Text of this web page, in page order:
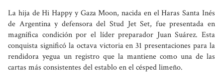
La hija de Hi Happy y Gaza Moon, nacida en el Haras Santa Inés
de Argentina y defensora del Stud Jet Set, fue presentada en
magnífica condición por el líder preparador Juan Suárez. Esta
conquista significó la octava victoria en 31 presentaciones para la
rendidora yegua un registro que la mantiene como una de las
cartas más consistentes del establo en el césped limeño.